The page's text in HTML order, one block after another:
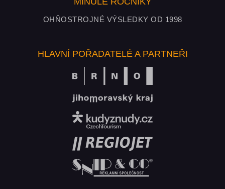
OHŇOSTROJNÉ VÝSLEDKY OD 1998
HLAVNÍ POŘADATELÉ A PARTNEŘI